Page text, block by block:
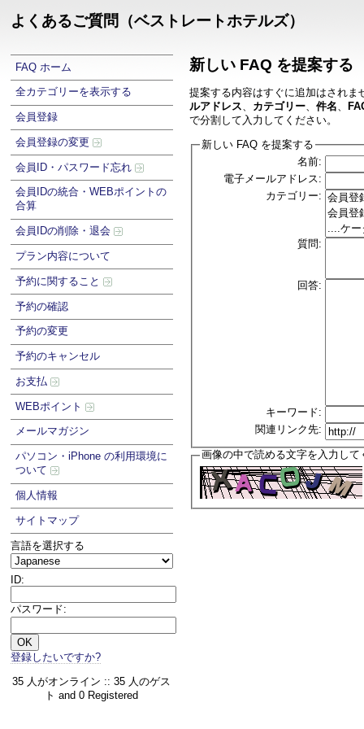
よくあるご質問（ベストレートホテルズ）
FAQ ホーム
全カテゴリーを表示する
会員登録
会員登録の変更
会員ID・パスワード忘れ
会員IDの統合・WEBポイントの
合算
会員IDの削除・退会
プラン内容について
予約に関すること
予約の確認
予約の変更
予約のキャンセル
お支払
WEBポイント
メールマガジン
パソコン・iPhone の利用環境に
ついて
個人情報
サイトマップ
言語を選択する
ID:
パスワード:
登録したいですか?
35 人がオンライン :: 35 人のゲス
ト and 0 Registered
新しい FAQ を提案する
提案する内容はすぐに追加はされ
ルアドレス
カテゴリー、 件名
で分割して入力してください。
新しい FAQ を提案する
名前:
電子メールアドレス:
カテゴリー:
質問:
回答:
キーワード:
関連リンク先:
画像の中で読める文字を入力して